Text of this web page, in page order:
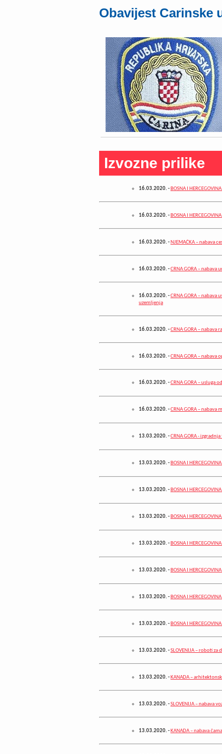
Obavijest Carinske
Izvozne prilike
16.03.2020.- BOSNA I
16.03.2020.- BOSNA I
16.03.2020.- NJEMAČKA – nabava
16.03.2020.-CRNA GORA – nabava
16.03.2020.-CRNA GORA –
uzemljenja
16.03.2020.-CRNA GORA – nabava
16.03.2020.-CRNA GORA – nabava
16.03.2020.-CRNA GORA – usluga
16.03.2020.-CRNA GORA –
13.03.2020.-CRNA GORA -
13.03.2020.-BOSNA I
13.03.2020.-BOSNA I
13.03.2020.- BOSNA I
13.03.2020.- BOSNA I
13.03.2020.- BOSNA I
13.03.2020.- BOSNA I
13.03.2020.- BOSNA I
13.03.2020.-SLOVENIJA – roboti
13.03.2020.- KANADA –
13.03.2020.-SLOVENIJA – nabava
13.03.2020.- KANADA – nabava